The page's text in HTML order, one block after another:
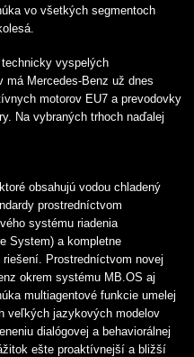
vo všetkých segmentoch
technicky vyspelých
Mercedes-Benz už dnes
motorov EU7 a prevodovky
Na vybraných trhoch naďalej
obsahujú vodou chladený
prostredníctvom
systému riadenia
System) a kompletne
Prostredníctvom novej
okrem systému MB.OS aj
multiagentové funkcie umelej
veľkých jazykových modelov
dialógovej a behaviorálnej
ešte proaktívnejší a bližší